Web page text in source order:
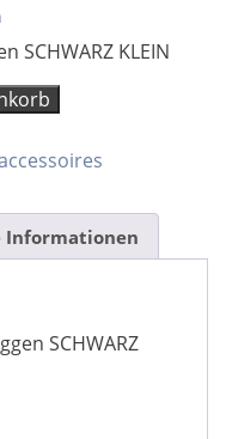
SCHWARZ KLEIN
Informationen
SCHWARZ